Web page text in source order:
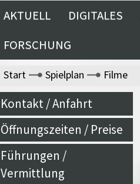
AKTUELL DIGITALES
FORSCHUNG
Start Spielplan Filme
Kontakt / Anfahrt
Öffnungszeiten / Preise
Führungen /
Vermittlung